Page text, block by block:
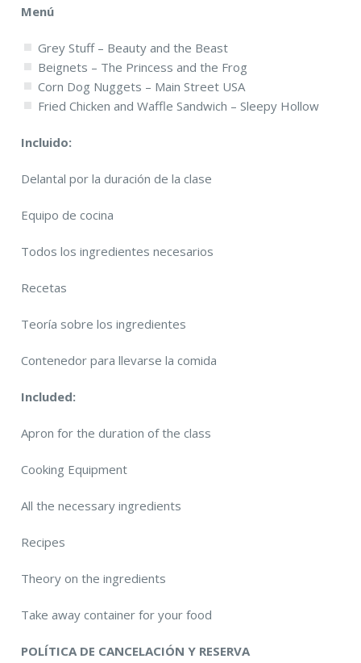
Menú
Grey Stuff – Beauty and the Beast
Beignets – The Princess and the Frog
Corn Dog Nuggets – Main Street USA
Fried Chicken and Waffle Sandwich – Sleepy Hollow
Incluido:
Delantal por la duración de la clase
Equipo de cocina
Todos los ingredientes necesarios
Recetas
Teoría sobre los ingredientes
Contenedor para llevarse la comida
Included:
Apron for the duration of the class
Cooking Equipment
All the necessary ingredients
Recipes
Theory on the ingredients
Take away container for your food
POLÍTICA DE CANCELACIÓN Y RESERVA